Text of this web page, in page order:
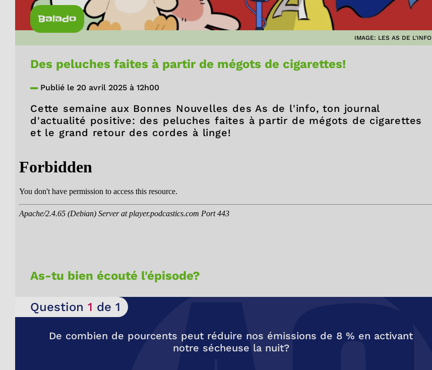
Balado
IMAGE: LES AS DE L'INFO
Des peluches faites à partir de mégots de cigarettes!
Publié le 20 avril 2025 à 12h00
Cette semaine aux Bonnes Nouvelles des As de l'info, ton journal
d'actualité positive: des peluches faites à partir de mégots de cigarettes
et le grand retour des cordes à linge!
As-tu bien écouté l'épisode?
Question 1 de 1
De combien de pourcents peut réduire nos émissions de 8 % en activant
notre sécheuse la nuit?